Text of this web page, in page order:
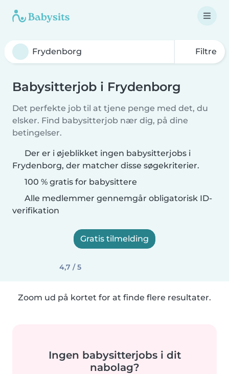
Filtre
Babysitterjob i Frydenborg
Det perfekte job til at tjene penge med det, du
elsker. Find babysitterjob nær dig, på dine
betingelser.
Der er i øjeblikket ingen babysitterjobs i
Frydenborg, der matcher disse søgekriterier.
100 % gratis for babysittere
Alle medlemmer gennemgår obligatorisk ID-
verifikation
Gratis tilmelding
4,7 / 5
Zoom ud på kortet for at finde flere resultater.
Ingen babysitterjobs i dit
nabolag?